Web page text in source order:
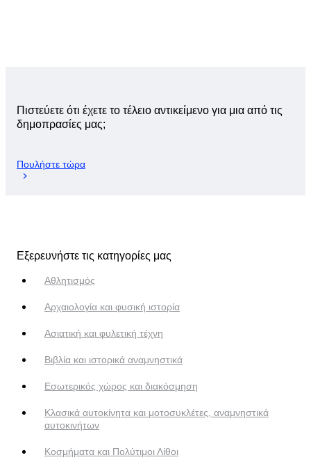
Πιστεύετε ότι έχετε το τέλειο αντικείμενο για μια από τις
δημοπρασίες μας;
Πουλήστε τώρα
Εξερευνήστε τις κατηγορίες μας
Αθλητισμός
Αρχαιολογία και φυσική ιστορία
Ασιατική και φυλετική τέχνη
Βιβλία και ιστορικά αναμνηστικά
Εσωτερικός χώρος και διακόσμηση
Κλασικά αυτοκίνητα και μοτοσυκλέτες, αναμνηστικά
αυτοκινήτων
Κοσμήματα και Πολύτιμοι Λίθοι